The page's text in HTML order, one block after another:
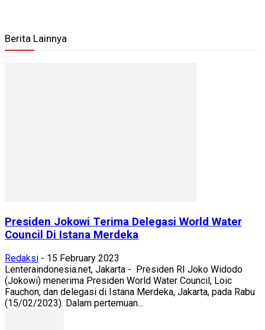
Berita Lainnya
Presiden Jokowi Terima Delegasi World Water
Council Di Istana Merdeka
Redaksi - 15 February 2023
Lenteraindonesia.net, Jakarta - Presiden RI Joko Widodo
(Jokowi) menerima Presiden World Water Council, Loic
Fauchon, dan delegasi di Istana Merdeka, Jakarta, pada Rabu
(15/02/2023). Dalam pertemuan...